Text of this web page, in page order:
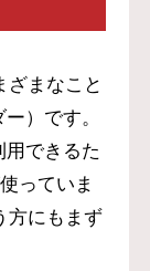
ざまなこと
）です。
用できるた
っていま
方にもまず